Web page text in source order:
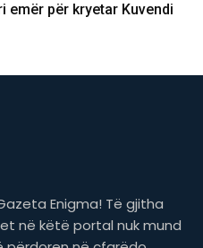
emër për kryetar Kuvendi
Enigma! Të gjitha
në këtë portal nuk mund